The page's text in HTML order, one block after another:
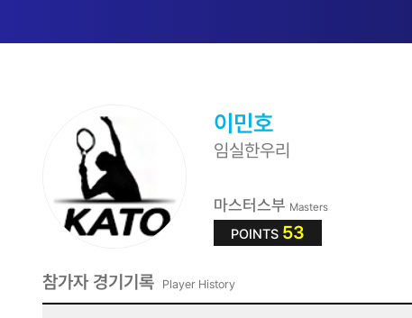
이민호
임실한우리
마스터스부 Masters
POINTS 53
참가자 경기기록 Player History